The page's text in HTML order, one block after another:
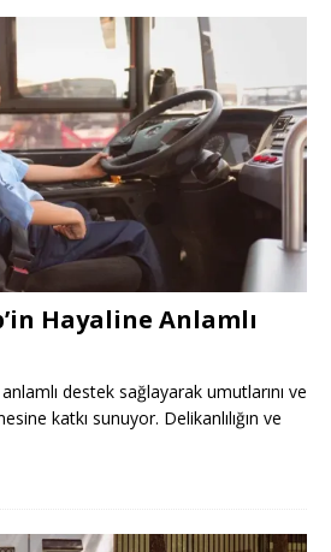
Hayaline Anlamlı
destek sağlayarak umutlarını ve
katkı sunuyor. Delikanlılığın ve